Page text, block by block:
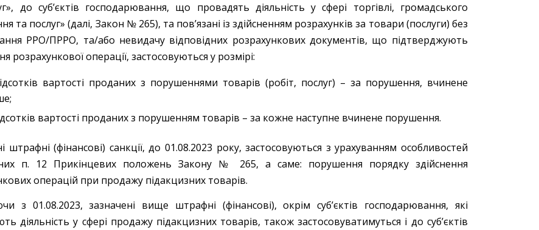
до суб’єктів господарювання, що провадять діяльність у сфері торгівлі, громадського
та послуг» (далі, Закон № 265), та пов’язані із здійсненням розрахунків за товари (послуги) без
РРО/ПРРО, та/або невидачу відповідних розрахункових документів, що підтверджують
розрахункової операції, застосовуються у розмірі:
вартості проданих з порушеннями товарів (робіт, послуг) – за порушення, вчинене
вартості проданих з порушенням товарів – за кожне наступне вчинене порушення.
штрафні (фінансові) санкції, до 01.08.2023 року, застосовуються з урахуванням особливостей
п. 12 Прикінцевих положень Закону № 265, а саме: порушення порядку здійснення
операцій при продажу підакцизних товарів.
з 01.08.2023, зазначені вище штрафні (фінансові), окрім суб’єктів господарювання, які
діяльність у сфері продажу підакцизних товарів, також застосовуватимуться і до суб’єктів